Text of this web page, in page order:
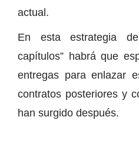
actual.
En esta estrategia
capítulos” habrá que
entregas para enlazar
contratos posteriores y
han surgido después.